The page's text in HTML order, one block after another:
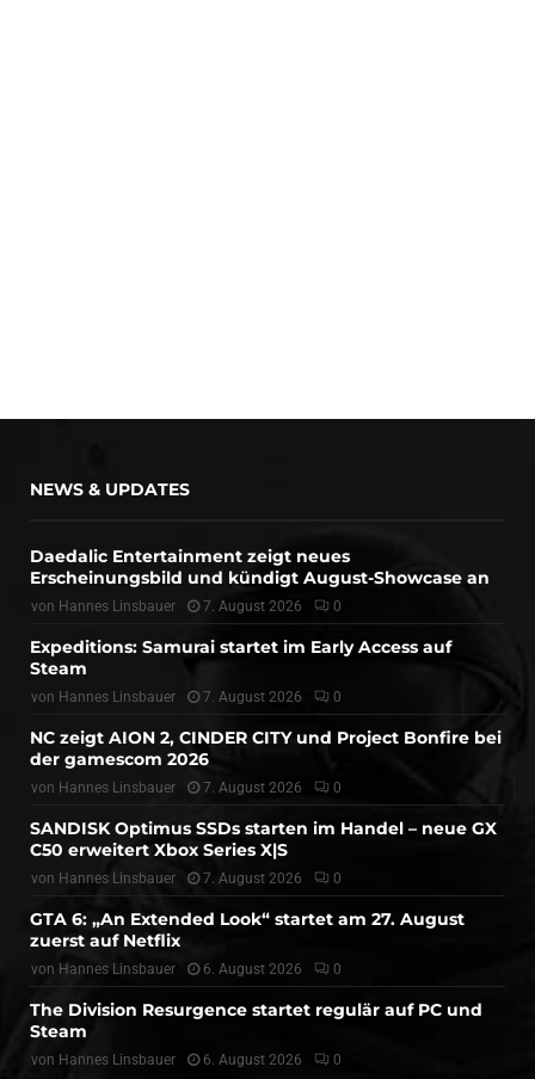
NEWS & UPDATES
Daedalic Entertainment zeigt neues
Erscheinungsbild und kündigt August-Showcase an
von Hannes Linsbauer 7. August 2026 0
Expeditions: Samurai startet im Early Access auf
Steam
von Hannes Linsbauer 7. August 2026 0
NC zeigt AION 2, CINDER CITY und Project Bonfire bei
der gamescom 2026
von Hannes Linsbauer 7. August 2026 0
SANDISK Optimus SSDs starten im Handel – neue GX
C50 erweitert Xbox Series X|S
von Hannes Linsbauer 7. August 2026 0
GTA 6: „An Extended Look“ startet am 27. August
zuerst auf Netflix
von Hannes Linsbauer 6. August 2026 0
The Division Resurgence startet regulär auf PC und
Steam
von Hannes Linsbauer 6. August 2026 0